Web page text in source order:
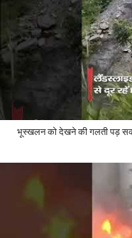
भूस्खलन को देखने की गलती पड़